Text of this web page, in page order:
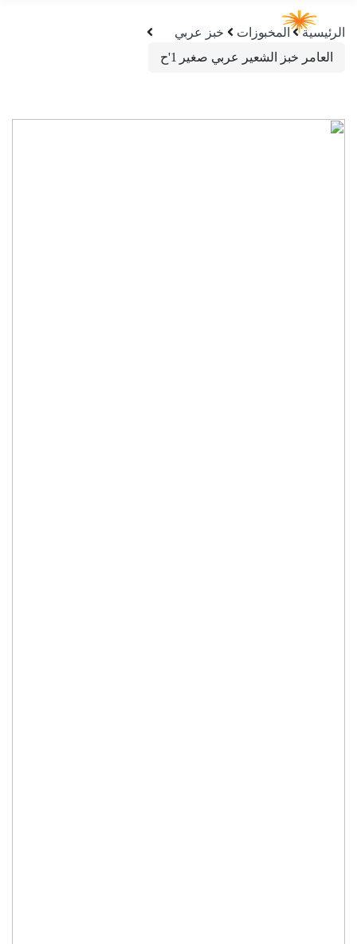
الرئيسية المخبوزات
خبز عربي
العامر خبز الشعير عربي صغير 1'ح